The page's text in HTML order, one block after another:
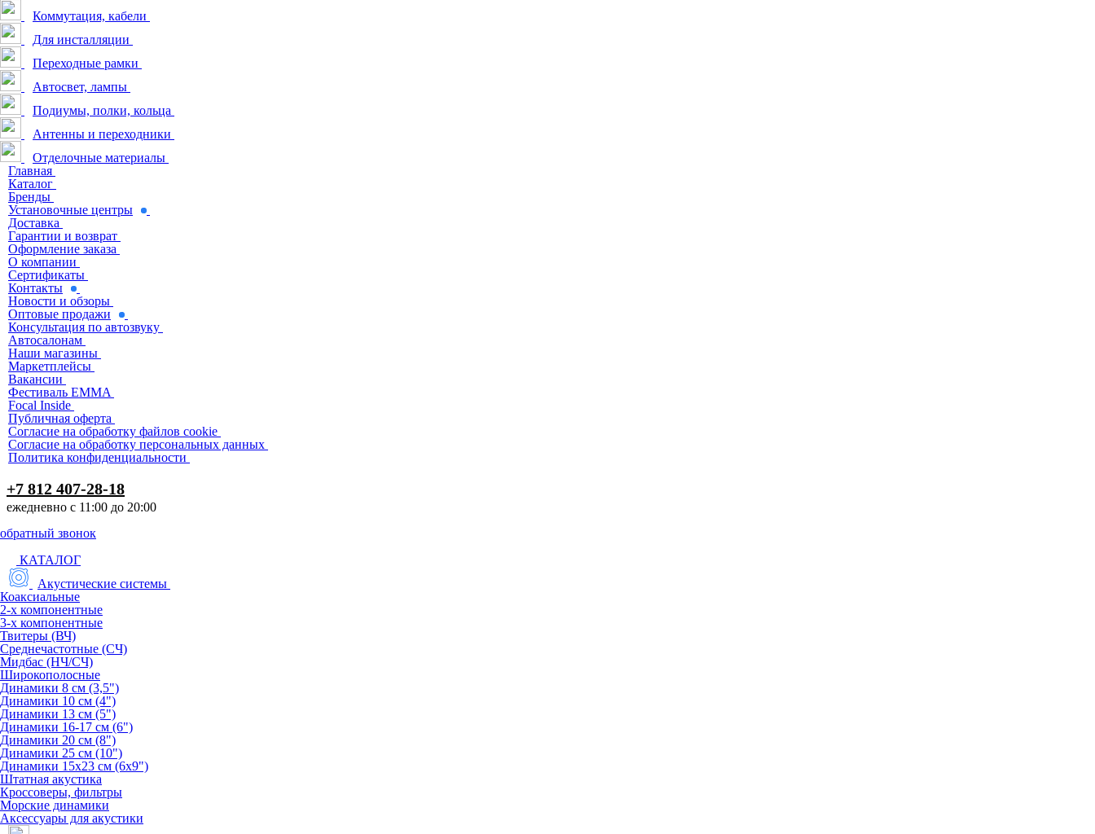
Коммутация, кабели
Для инсталляции
Переходные рамки
Автосвет, лампы
Подиумы, полки, кольца
Антенны и переходники
Отделочные материалы
Главная
Каталог
Бренды
Установочные центры
Доставка
Гарантии и возврат
Оформление заказа
О компании
Сертификаты
Контакты
Новости и обзоры
Оптовые продажи
Консультация по автозвуку
Автосалонам
Наши магазины
Маркетплейсы
Вакансии
Фестиваль EMMA
Focal Inside
Публичная оферта
Согласие на обработку файлов cookie
Согласие на обработку персональных данных
Политика конфиденциальности
+7 812 407-28-18
ежедневно с 11:00 до 20:00
обратный звонок
КАТАЛОГ
Акустические системы
Коаксиальные
2-х компонентные
3-х компонентные
Твитеры (ВЧ)
Среднечастотные (СЧ)
Мидбас (НЧ/СЧ)
Широкополосные
Динамики 8 см (3,5")
Динамики 10 см (4")
Динамики 13 см (5")
Динамики 16-17 см (6")
Динамики 20 см (8")
Динамики 25 см (10")
Динамики 15х23 см (6х9")
Штатная акустика
Кроссоверы, фильтры
Морские динамики
Аксессуары для акустики